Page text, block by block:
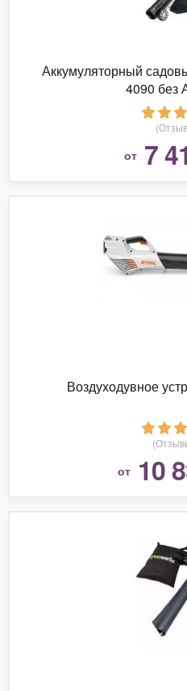
Аккумуляторный
4090 без
от 7
Воздуходувное
от 10